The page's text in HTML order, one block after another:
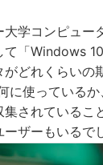
大学コンピュー
て「Windows
がどれくらい
に使っている
集されている
ザーもいるで